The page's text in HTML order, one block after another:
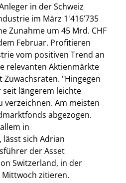
in der Schweiz
im März 1'416’735
Zunahme um 45 Mrd. CHF
Februar. Profitieren
vom positiven Trend an
relevanten Aktienmärkte
"Hingegen
längerem leichte
Am meisten
abgezogen.
in
lässt sich Adrian
der Asset
Switzerland, in der
zitieren.